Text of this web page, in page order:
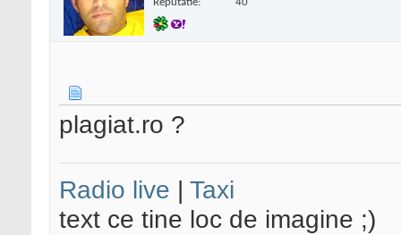
plagiat.ro ?
Radio live | Taxi
text ce tine loc de imagine ;)